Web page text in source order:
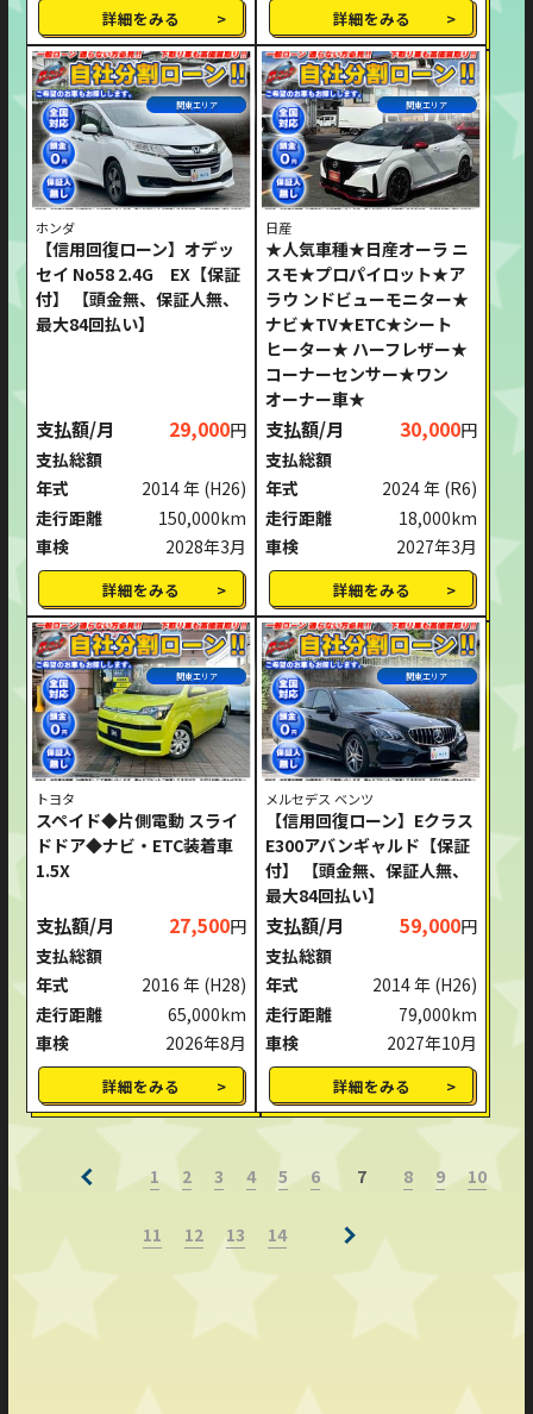
詳細をみる 詳細をみる
関東エリア
ホンダ
【信用回復ローン】オデッ
セイ No58 2.4G EX【保証
付】 【頭金無、保証人無、
最大84回払い】
支払額/月 29,000円
支払総額
年式
2014 年 (H26)
走行距離
150,000km
車検
2028年3月
詳細をみる
関東エリア
日産
★人気車種★日産オーラ ニ
スモ★プロパイロット★ア
ラウ ンドビューモニター★
ナビ★TV★ETC★シート
ヒーター★ ハーフレザー★
コーナーセンサー★ワン
オーナー車★
支払額/月 30,000円
支払総額
年式
2024 年 (R6)
走行距離
18,000km
車検
2027年3月
詳細をみる
関東エリア
トヨタ
スペイド◆片側電動 スライ
ドドア◆ナビ・ETC装着車
1.5X
支払額/月 27,500円
支払総額
年式
2016 年 (H28)
走行距離
65,000km
車検
2026年8月
詳細をみる
関東エリア
メルセデス ベンツ
【信用回復ローン】Eクラス
E300アバンギャルド【保証
付】 【頭金無、保証人無、
最大84回払い】
支払額/月 59,000円
支払総額
年式
2014 年 (H26)
走行距離
79,000km
車検
2027年10月
詳細をみる
1 2 3 4 5 6 7 8 9 10
11 12 13 14